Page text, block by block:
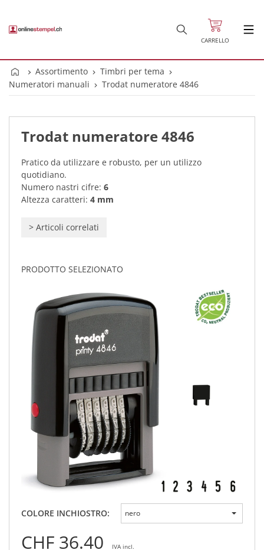
CARRELLO
Assortimento
Timbri per tema
Numeratori manuali
Trodat numeratore 4846
Trodat numeratore 4846
Pratico da utilizzare e robusto, per un utilizzo
quotidiano.
Numero nastri cifre: 6
Altezza caratteri: 4 mm
> Articoli correlati
PRODOTTO SELEZIONATO
COLORE INCHIOSTRO: nero
CHF 36.40 IVA incl.